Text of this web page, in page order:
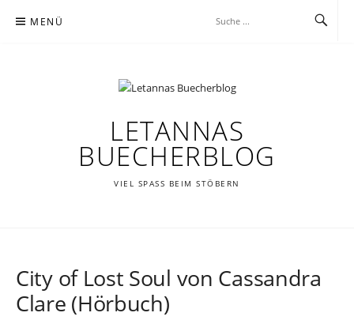
Inhalt MENÜ
LETANNAS
BUECHERBLOG
VIEL SPASS BEIM STÖBERN
City of Lost Soul von Cassandra
Clare (Hörbuch)